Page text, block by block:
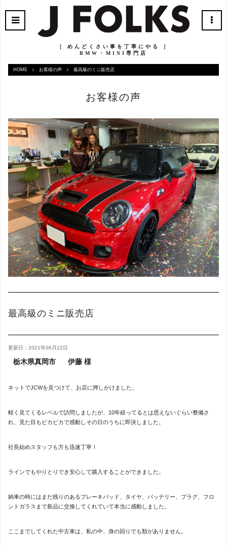
［ めんどくさい事を丁寧にやる ］
BMW・MINI専門店
HOME お客様の声 最高級のミニ販売店
お客様の声
最高級のミニ販売店
更新日：2021年06月22日
栃木県真岡市 伊藤 様
ネットでJCWを見つけて、お店に押しかけました。
軽く見てくるレベルで訪問しましたが、10年経ってるとは思えないぐらい整備さ
れ、見た目もピカピカで感動しその日のうちに即決しました。
社長始めスタッフも方も迅速丁寧！
ラインでもやりとりでき安心して購入することができました。
納車の時にはまだ残りのあるブレーキパッド、タイヤ、バッテリー、プラグ、フロ
ントガラスまで新品に交換してくれていて本当に感動しました。
ここまでしてくれた中古車は、私の中、身の回りでも類がありません。